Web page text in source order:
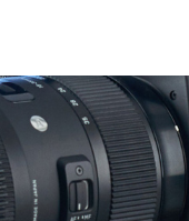
unterstützt
JVA Köln